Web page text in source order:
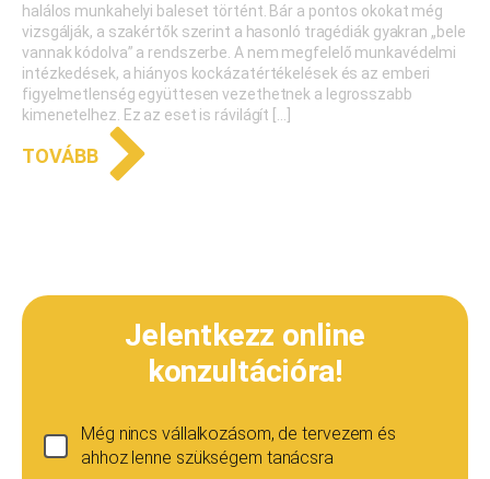
halálos munkahelyi baleset történt. Bár a pontos okokat még
vizsgálják, a szakértők szerint a hasonló tragédiák gyakran „bele
vannak kódolva” a rendszerbe. A nem megfelelő munkavédelmi
intézkedések, a hiányos kockázatértékelések és az emberi
figyelmetlenség együttesen vezethetnek a legrosszabb
kimenetelhez. Ez az eset is rávilágít […]
TOVÁBB
Jelentkezz online
konzultációra!
Még nincs vállalkozásom, de tervezem és
ahhoz lenne szükségem tanácsra